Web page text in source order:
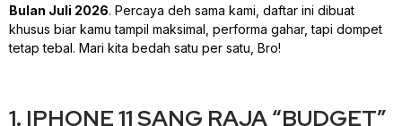
Bulan Juli 2026. Percaya deh sama kami, daftar ini dibuat
khusus biar kamu tampil maksimal, performa gahar, tapi dompet
tetap tebal. Mari kita bedah satu per satu, Bro!
1. IPHONE 11 SANG RAJA “BUDGET”